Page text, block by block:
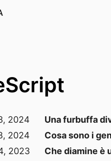
2024
Una furbuffa
2024
Cosa sono i
2023
Che diamine è